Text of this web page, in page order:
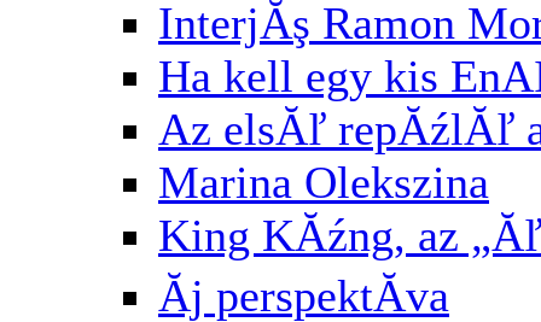
InterjĂş Ramon
Ha kell egy kis
Az elsĂľ repĂźlĂľ
Marina Olekszina
King KĂźng, az
Ăj perspektĂ­va